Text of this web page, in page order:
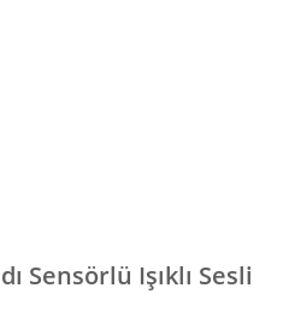
Sensörlü Işıklı Sesli